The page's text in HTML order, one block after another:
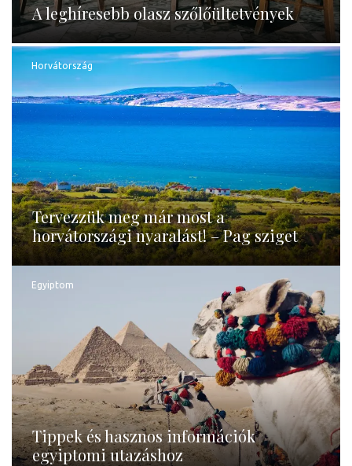
A leghíresebb olasz szőlőültetvények
Horvátország
Tervezzük meg már most a
horvátországi nyaralást! – Pag sziget
Egyiptom
Tippek és hasznos információk
egyiptomi utazáshoz